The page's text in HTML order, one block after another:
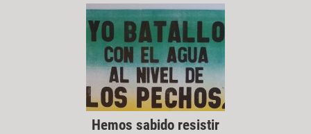
Hemos sabido resistir